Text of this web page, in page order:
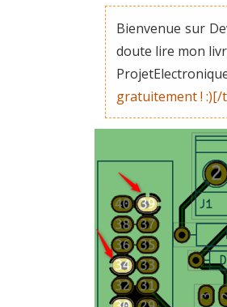
Bienvenue sur
doute lire mon
gratuitement ! :)[/